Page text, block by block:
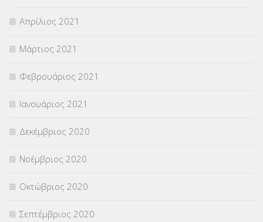
Απρίλιος 2021
Μάρτιος 2021
Φεβρουάριος 2021
Ιανουάριος 2021
Δεκέμβριος 2020
Νοέμβριος 2020
Οκτώβριος 2020
Σεπτέμβριος 2020